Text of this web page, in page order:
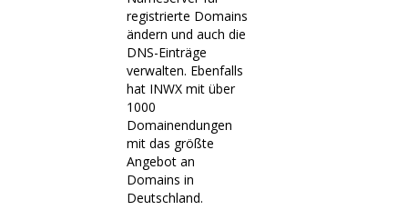
registrierte Domains
ändern und auch die
DNS-Einträge
verwalten. Ebenfalls
hat INWX mit über
1000
Domainendungen
mit das größte
Angebot an
Domains in
Deutschland.